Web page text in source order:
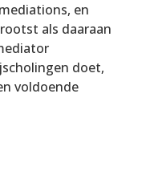
en
als daaraan
doet,
voldoende